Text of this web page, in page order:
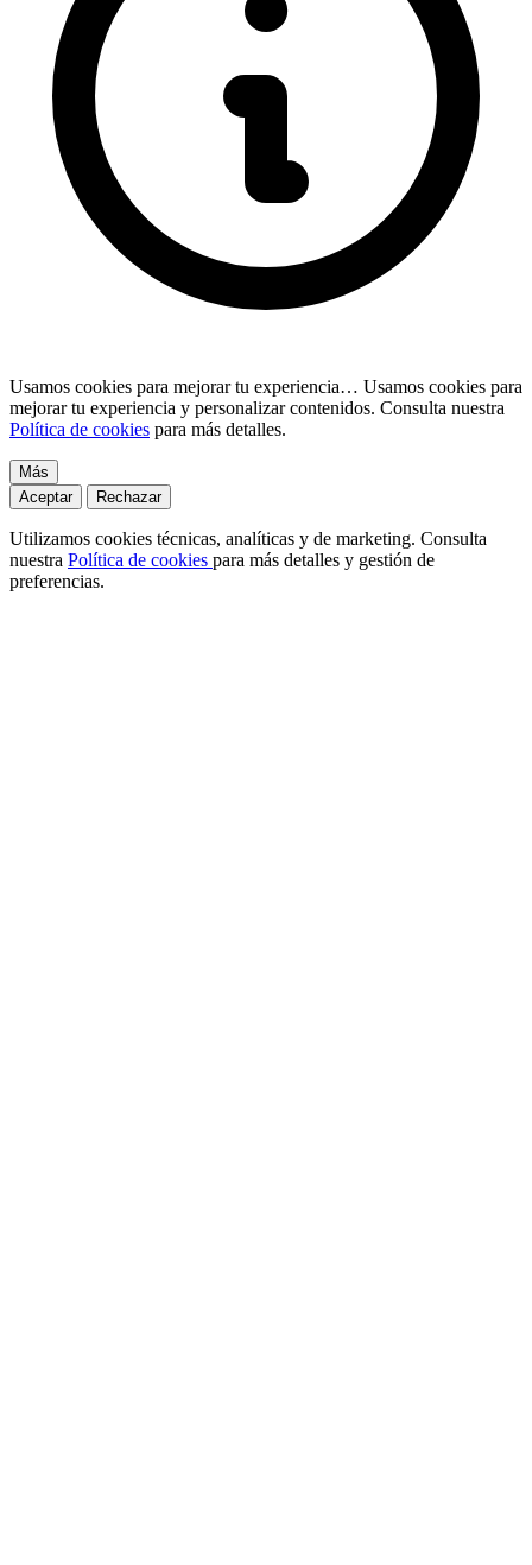
Usamos cookies para mejorar tu experiencia… Usamos cookies para
mejorar tu experiencia y personalizar contenidos. Consulta nuestra
Política de cookies para más detalles.
Más
Aceptar
Rechazar
Utilizamos cookies técnicas, analíticas y de marketing. Consulta
nuestra Política de cookies para más detalles y gestión de
preferencias.